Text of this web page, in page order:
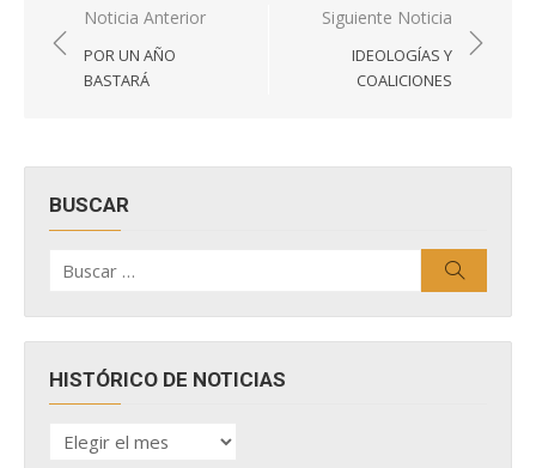
Navegación
de
entradas
Noticia Anterior
POR UN AÑO
BASTARÁ
Siguiente Noticia
IDEOLOGÍAS Y
COALICIONES
BUSCAR
por:
HISTÓRICO DE NOTICIAS
HISTÓRICO
DE